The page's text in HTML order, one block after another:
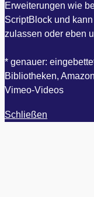
Erweiterungen wie
ScriptBlock und
zulassen oder eben
* genauer:
Bibliotheken,
Vimeo-Videos
Schließen